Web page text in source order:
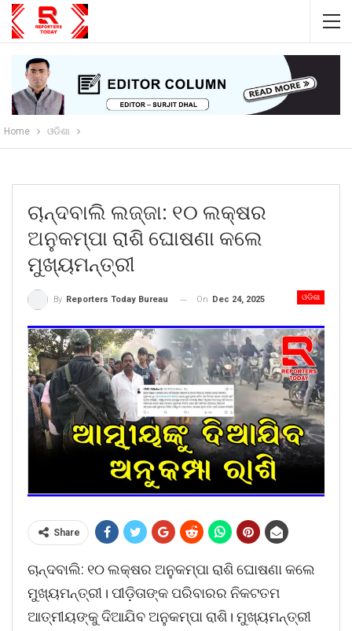
Home ଓଡିଶା
ଚାନ୍ଦବାଲି ଲଜ୍ଜା: ୧୦ ଲକ୍ଷର
ଅନୁକମ୍ପା ରାଶି ଘୋଷଣା କଲେ
ମୁଖ୍ୟମନ୍ତ୍ରୀ
ଓଡିଶା
By Reporters Today Bureau On Dec 24, 2025
Share
ଚାନ୍ଦବାଲି: ୧୦ ଲକ୍ଷର ଅନୁକମ୍ପା ରାଶି ଘୋଷଣା କଲେ
ମୁଖ୍ୟମନ୍ତ୍ରୀ। ପୀଡ଼ିତାଙ୍କ ପରିବାରର ନିକଟତମ
ଆତ୍ମୀୟଙ୍କୁ ଦିଆଯିବ ଅନୁକମ୍ପା ରାଶି। ମୁଖ୍ୟମନ୍ତ୍ରୀ